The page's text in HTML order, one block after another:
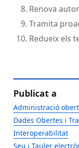
Renova
Tramita
Redueix els
Publicat a
Administració
Dades Obertes i
Interoperabilitat
Seu i Tauler